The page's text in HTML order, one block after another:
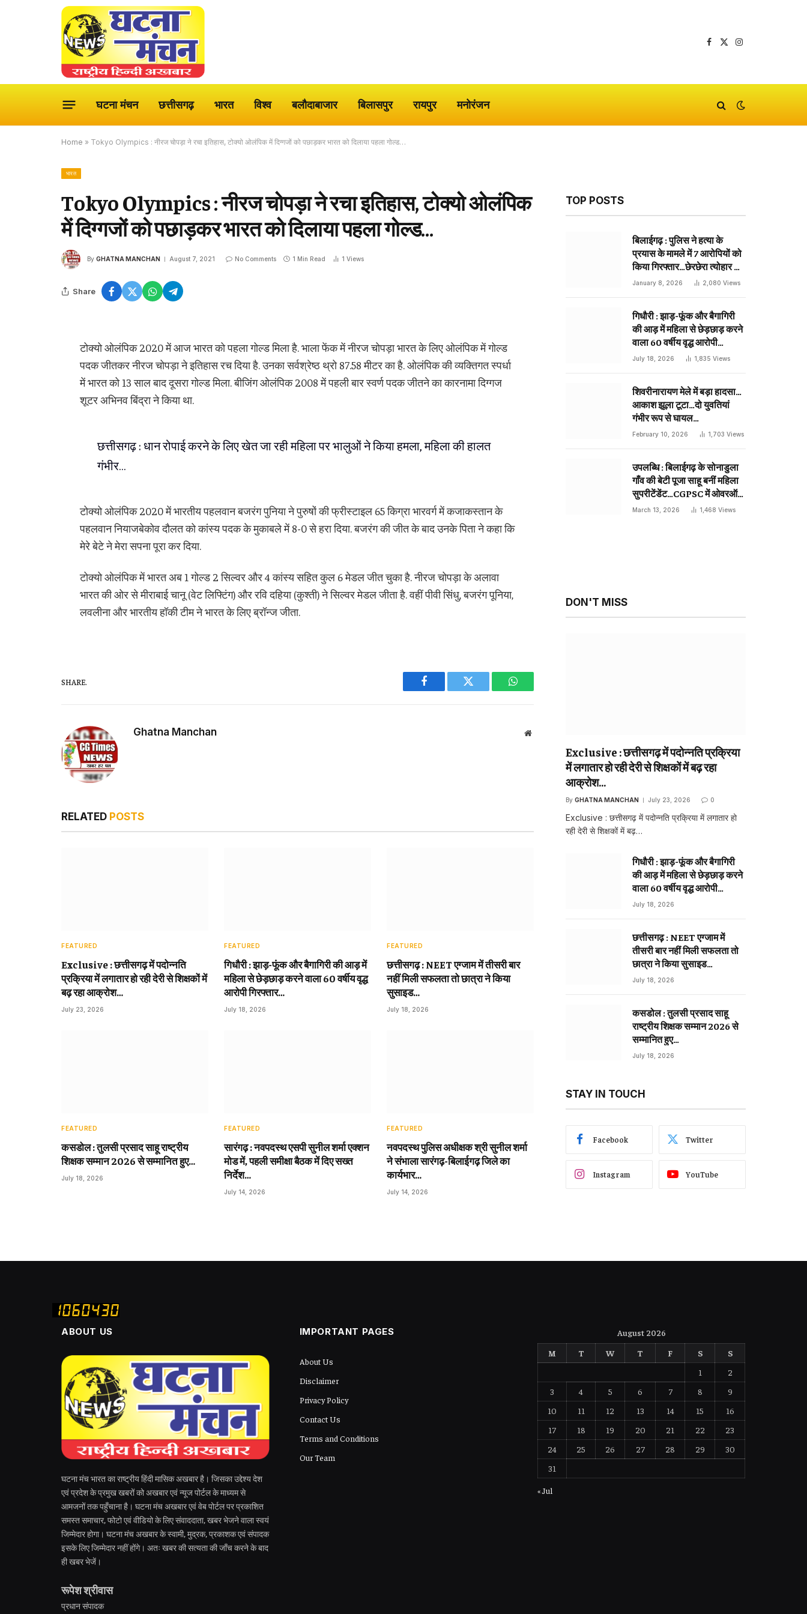
Facebook
X
Instagram
घटना मंचन छत्तीसगढ़ भारत विश्व बलौदाबाजार बिलासपुर रायपुर मनोरंजन
Home » Tokyo Olympics : नीरज चोपड़ा ने रचा इतिहास, टोक्यो ओलंपिक में दिग्गजों को पछाड़कर भारत को दिलाया पहला गोल्ड…
भारत
Tokyo Olympics : नीरज चोपड़ा ने रचा इतिहास, टोक्यो ओलंपिक
में दिग्गजों को पछाड़कर भारत को दिलाया पहला गोल्ड…
By GHATNA MANCHAN August 7, 2021 No Comments 1 Min Read 1 Views
Share
टोक्यो ओलंपिक 2020 में आज भारत को पहला गोल्ड मिला है. भाला फेंक में नीरज चोपड़ा भारत के लिए ओलंपिक में गोल्ड
पदक जीतकर नीरज चोपड़ा ने इतिहास रच दिया है. उनका सर्वश्रेष्ठ थ्रो 87.58 मीटर का है. ओलंपिक की व्यक्तिगत स्पर्धा
में भारत को 13 साल बाद दूसरा गोल्ड मिला. बीजिंग ओलंपिक 2008 में पहली बार स्वर्ण पदक जीतने का कारनामा दिग्गज
शूटर अभिनव बिंद्रा ने किया था.
छत्तीसगढ़ : धान रोपाई करने के लिए खेत जा रही महिला पर भालुओं ने किया हमला, महिला की हालत
गंभीर…
टोक्यो ओलंपिक 2020 में भारतीय पहलवान बजरंग पुनिया ने पुरुषों की फ्रीस्टाइल 65 किग्रा भारवर्ग में कजाकस्तान के
पहलवान नियाजबेकोव दौलत को कांस्य पदक के मुकाबले में 8-0 से हरा दिया. बजरंग की जीत के बाद उनके पिता ने कहा कि
मेरे बेटे ने मेरा सपना पूरा कर दिया.
टोक्यो ओलंपिक में भारत अब 1 गोल्ड 2 सिल्वर और 4 कांस्य सहित कुल 6 मेडल जीत चुका है. नीरज चोपड़ा के अलावा
भारत की ओर से मीराबाई चानू (वेट लिफ्टिंग) और रवि दहिया (कुश्ती) ने सिल्वर मेडल जीता है. वहीं पीवी सिंधु, बजरंग पूनिया,
लवलीना और भारतीय हॉकी टीम ने भारत के लिए ब्रॉन्ज जीता.
SHARE.
Facebook Twitter WhatsApp
Ghatna Manchan Website
RELATED POSTS
FEATURED
Exclusive : छत्तीसगढ़ में पदोन्नति
प्रक्रिया में लगातार हो रही देरी से शिक्षकों में
बढ़ रहा आक्रोश…
July 23, 2026
FEATURED
गिधौरी : झाड़-फूंक और बैगागिरी की आड़ में
महिला से छेड़छाड़ करने वाला 60 वर्षीय वृद्ध
आरोपी गिरफ्तार…
July 18, 2026
FEATURED
छत्तीसगढ़ : NEET एग्जाम में तीसरी बार
नहीं मिली सफलता तो छात्रा ने किया
सुसाइड…
July 18, 2026
FEATURED
कसडोल : तुलसी प्रसाद साहू राष्ट्रीय
शिक्षक सम्मान 2026 से सम्मानित हुए…
July 18, 2026
FEATURED
सारंगढ़ : नवपदस्थ एसपी सुनील शर्मा एक्शन
मोड में, पहली समीक्षा बैठक में दिए सख्त
निर्देश…
July 14, 2026
FEATURED
नवपदस्थ पुलिस अधीक्षक श्री सुनील शर्मा
ने संभाला सारंगढ़-बिलाईगढ़ जिले का
कार्यभार…
July 14, 2026
TOP POSTS
बिलाईगढ़ : पुलिस ने हत्या के
प्रयास के मामले में 7 आरोपियों को
किया गिरफ्तार…छेरछेरा त्योहार के
दिन प्राणघातक हमले को दिया था
January 8, 2026 2,080 Views
गिधौरी : झाड़-फूंक और बैगागिरी
की आड़ में महिला से छेड़छाड़ करने
वाला 60 वर्षीय वृद्ध आरोपी
गिरफ्तार…
July 18, 2026 1,835 Views
शिवरीनारायण मेले में बड़ा हादसा…
आकाश झूला टूटा…दो युवतियां
गंभीर रूप से घायल…
February 10, 2026 1,703 Views
उपलब्धि : बिलाईगढ़ के सोनाडुला
गाँव की बेटी पूजा साहू बनीं महिला
सुपरीटेंडेंट…CGPSC में ओवरऑल
19 वीं रैंक…
March 13, 2026 1,468 Views
DON'T MISS
Exclusive : छत्तीसगढ़ में पदोन्नति प्रक्रिया
में लगातार हो रही देरी से शिक्षकों में बढ़ रहा
आक्रोश…
By GHATNA MANCHAN July 23, 2026 0
Exclusive : छत्तीसगढ़ में पदोन्नति प्रक्रिया में लगातार हो
रही देरी से शिक्षकों में बढ़…
गिधौरी : झाड़-फूंक और बैगागिरी
की आड़ में महिला से छेड़छाड़ करने
वाला 60 वर्षीय वृद्ध आरोपी
गिरफ्तार…
July 18, 2026
छत्तीसगढ़ : NEET एग्जाम में
तीसरी बार नहीं मिली सफलता तो
छात्रा ने किया सुसाइड…
July 18, 2026
कसडोल : तुलसी प्रसाद साहू
राष्ट्रीय शिक्षक सम्मान 2026 से
सम्मानित हुए…
July 18, 2026
STAY IN TOUCH
Facebook Twitter
Instagram YouTube
ABOUT US
घटना मंच भारत का राष्ट्रीय हिंदी मासिक अखबार है। जिसका उद्देश्य देश
एवं प्रदेश के प्रमुख खबरों को अखबार एवं न्यूज पोर्टल के माध्यम से
आमजनों तक पहुँचाना है। घटना मंच अखबार एवं वेब पोर्टल पर प्रकाशित
समस्त समाचार, फोटो एवं वीडियो के लिए संवाददाता, खबर भेजने वाला स्वयं
जिम्मेदार होगा। घटना मंच अखबार के स्वामी, मुद्रक, प्रकाशक एवं संपादक
इसके लिए जिम्मेदार नहीं होंगे। अतः खबर की सत्यता की जाँच करने के बाद
ही खबर भेजें।
रूपेश श्रीवास
प्रधान संपादक
IMPORTANT PAGES
About Us
Disclaimer
Privacy Policy
Contact Us
Terms and Conditions
Our Team
August 2026
M
T W T F S
S
1
2
3
4 5 6 7 8
9
10
11 12 13 14 15
16
17
18 19 20 21 22
23
24
25 26 27 28 29
30
31
« Jul